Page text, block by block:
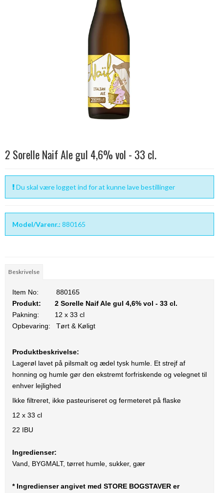
2 Sorelle Naif Ale gul 4,6% vol - 33 cl.
Du skal være logget ind for at kunne lave bestillinger
Model/Varenr.: 880165
Beskrivelse
Item No: 880165
Produkt: 2 Sorelle Naif Ale gul 4,6% vol - 33 cl.
Pakning: 12 x 33 cl
Opbevaring: Tørt & Køligt
Produktbeskrivelse:
Lagerøl lavet på pilsmalt og ædel tysk humle. Et strejf af
honning og humle gør den ekstremt forfriskende og velegnet til
enhver lejlighed
Ikke filtreret, ikke pasteuriseret og fermeteret på flaske
12 x 33 cl
22 IBU
Ingredienser:
Vand, BYGMALT, tørret humle, sukker, gær
* Ingredienser angivet med STORE BOGSTAVER er